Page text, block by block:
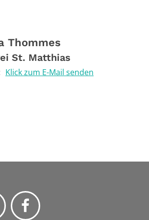
Thommes
St. Matthias
Klick zum E-Mail senden